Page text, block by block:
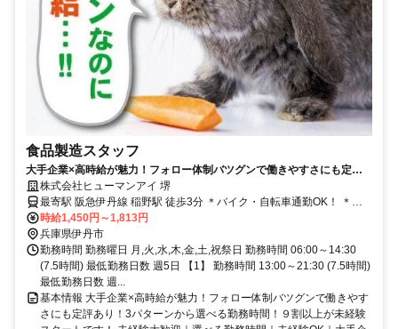
食品製造スタッフ
大手企業×高時給が魅力！フォロー体制バツグンで働きやすさにも定評
あり！3パターンから選べる勤務時間！９割以上が未経験スタートで
す！
株式会社ヒューマンアイ 堺
最寄駅 阪急伊丹線 稲野駅 徒歩3分 ＊バイク・自転車通勤OK！ ＊駅
チカで通勤ラクラク
時給1,450円～1,813円
兵庫県伊丹市
勤務時間 勤務曜日 月,火,水,木,金,土,祝祭日 勤務時間 06:00～14:30
(7.5時間) 最低勤務日数 週5日 【1】 勤務時間 13:00～21:30 (7.5時間)
最低勤務日数 週...
基本情報 大手企業×高時給が魅力！フォロー体制バツグンで働きやす
さにも定評あり！3パターンから選べる勤務時間！９割以上が未経験